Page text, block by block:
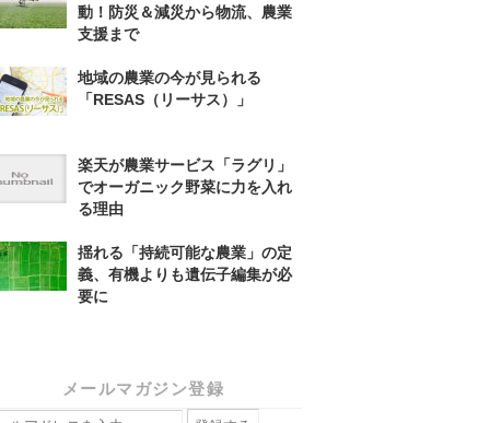
動！防災＆減災から物流、農業
支援まで
地域の農業の今が見られる
「RESAS（リーサス）」
楽天が農業サービス「ラグリ」
でオーガニック野菜に力を入れ
る理由
揺れる「持続可能な農業」の定
義、有機よりも遺伝子編集が必
要に
メールマガジン登録